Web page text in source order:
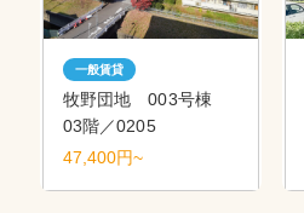
一般賃貸
牧野団地 003号棟
03階／0205
47,400円~